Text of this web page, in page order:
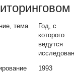
тема
Год, с
которого
ведутся
1993